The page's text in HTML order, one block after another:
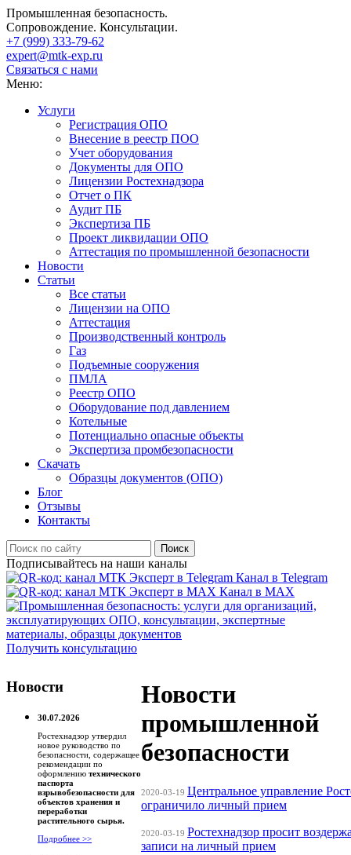
Промышленная безопасность.
Сопровождение. Консультации.
+7 (999) 333-79-62
expert@mtk-exp.ru
Связаться с нами
Меню:
Услуги
Регистрация ОПО
Внесение в реестр ПОО
Учет оборудования
Документы для ОПО
Лицензии Ростехнадзора
Отчет о ПК
Аудит ПБ
Экспертиза ПБ
Проект ликвидации ОПО
Аттестация по промышленной безопасности
Новости
Статьи
Все статьи
Лицензии на ОПО
Аттестация
Производственный контроль
Газ
Подъемные сооружения
ПМЛА
Реестр ОПО
Оборудование под давлением
Котельные
Потенциально опасные объекты
Экспертиза промбезопасности
Скачать
Образцы документов (ОПО)
Блог
Отзывы
Контакты
Поиск
Подписывайтесь на наши каналы
Канал в Telegram
Канал в MAX
Получить консультацию
Новости
30.07.2026
Ростехнадзор утвердил
новое руководство по
безопасности, содержащее
рекомендации по
оформлению технического
паспорта
взрывобезопасности для
объектов хранения и
переработки
растительного сырья.
Подробнее >>
Новости
промышленной
безопасности
2020-03-19 Центральное управление
ограничило личный прием
2020-03-19 Ростехнадзор просит
записи на личный прием